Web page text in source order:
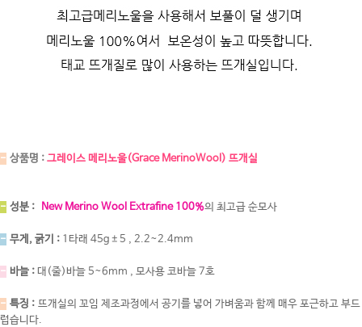
- 상품명 : 그레이스 메리노울(Grace MerinoWool) 뜨개실
- 성분 : New Merino Wool Extrafine 100%의 최고급 순모사
- 무게, 굵기 : 1타래 45g±5 , 2.2~2.4mm
- 바늘 : 대(줄)바늘 5~6mm , 모사용 코바늘 7호
- 특징 : 뜨개실의 꼬임 제조과정에서 공기를 넣어 가벼움과 함께 매우 포근하고 부드
럽습니다.